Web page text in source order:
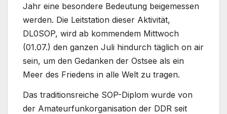
Jahr eine besondere Bedeutung beigemessen
werden. Die Leitstation dieser Aktivität,
DL0SOP, wird ab kommendem Mittwoch
(01.07.) den ganzen Juli hindurch täglich on air
sein, um den Gedanken der Ostsee als ein
Meer des Friedens in alle Welt zu tragen.
Das traditionsreiche SOP-Diplom wurde von
der Amateurfunkorganisation der DDR seit